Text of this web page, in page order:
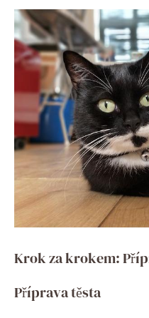
Krok za krokem:
Příprava těsta